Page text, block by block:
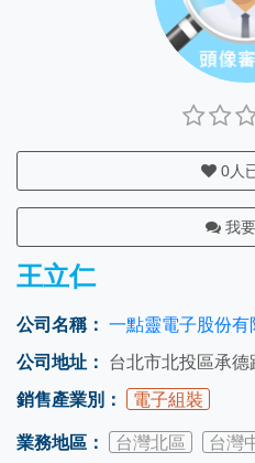
0人
我
王立仁
公司名稱： 一點靈電子股份有
公司地址：
台北市北投區承
銷售產業別：
電子組裝
業務地區： 台灣北區 台灣